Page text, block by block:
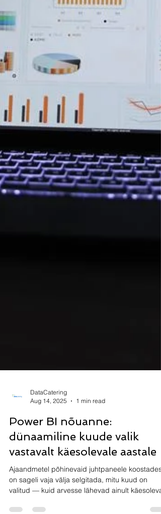
Aug 14, 2025
1 min read
Power BI nõuanne:
dünaamiline kuude valik
vastavalt käesolevale aastale
Ajaandmetel põhinevaid juhtpaneele koostades
valitud — kuid arvesse lähevad ainult